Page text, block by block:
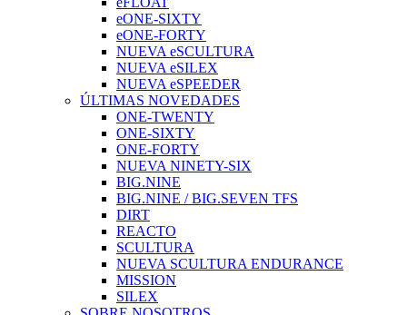
eONE-SIXTY
eONE-FORTY
NUEVA eSCULTURA
NUEVA eSILEX
NUEVA eSPEEDER
ÚLTIMAS NOVEDADES
ONE-TWENTY
ONE-SIXTY
ONE-FORTY
NUEVA NINETY-SIX
BIG.NINE
BIG.NINE / BIG.SEVEN TFS
DIRT
REACTO
SCULTURA
NUEVA SCULTURA ENDURANCE
MISSION
SILEX